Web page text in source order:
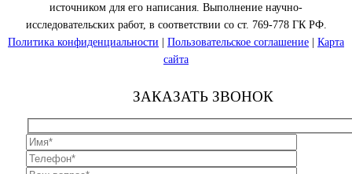
источником для его написания. Выполнение научно-
исследовательских работ, в соответствии со ст. 769-778 ГК РФ.
Политика конфиденциальности
Пользовательское соглашение
Карта
сайта
ЗАКАЗАТЬ ЗВОНОК